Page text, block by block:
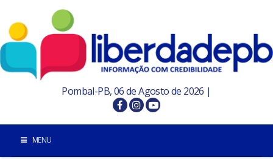
Pombal-PB, 06 de Agosto de 2026 |
MENU